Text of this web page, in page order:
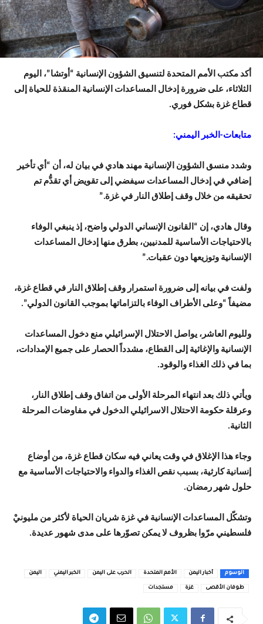
أكد مكتب الأمم المتحدة لتنسيق الشؤون الإنسانية “أوتشا”، اليوم
الثلاثاء، على ضرورة إدخال المساعدات الإنسانية المنقذة للحياة إلى
قطاع غزة بشكل فوري.
متابعات-الخبر اليمني:
وشدد منسق الشؤون الإنسانية مهند هادي في بيان له، أن “أي تأخير
إضافي في إدخال المساعدات سيفضي إلى تقويض أي تقدُّم تم
تحقيقه من خلال وقف إطلاق النار في غزة.”
وقال هادي، إن “القانون الإنساني الدولي واضح، إذ ينبغي الوفاء
بالاحتياجات الأساسية للمدنيين، بطرق منها إدخال المساعدات
الإنسانية وتوزيعها دون عقبات.”
ولفت في بيانه إلى ضرورة استمرار وقف إطلاق النار في قطاع غزة،
مضيفاً “وعلى الأطراف الوفاء بالتزاماتها بموجب القانون الدولي”.
ولليوم العاشر، يواصل الاحتلال الإسرائيلي منع دخول المساعدات
الإنسانية والإغاثية إلى القطاع، مشدداً الحصار على جميع الإمدادات،
بما في ذلك الغذاء والوقود.
ويأتي ذلك بعد انتهاء المرحلة الأولى من اتفاق وقف إطلاق النار،
وعرقلة حكومة الاحتلال الاسرائيلي الدخول في مفاوضات المرحلة
الثانية.
وجاء هذا الإغلاق في وقت يعاني فيه سكان قطاع غزة، من أوضاع
إنسانية كارثية، بسبب نقص الغذاء والدواء والاحتياجات الأساسية مع
حلول شهر رمضان.
وتشكّل المساعدات الإنسانية في غزة شريان الحياة لأكثر من مليونيْ
فلسطيني مرّوا بظروف لا يمكن تصوّرها على مدى شهور عديدة.
الوسوم أخبار اليمن الأمم المتحدة الحرب على اليمن الخبر اليمني اليمن
طوفان الأقصى غزة مستجدات